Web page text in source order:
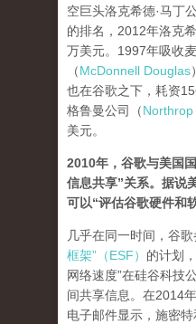
空巨头洛克希德·马丁
的排名，2012年洛克
万美元。1997年吸收
（McDonnell Douglas
也在谷歌之下，耗资
格鲁曼公司（
美元。
2010年，谷歌与美国
信息共享”关系。据说
可以“评估谷歌硬件和
几乎在同一时间，谷
框架”（ESF） 的计划
网络速度”在硅谷科技
间共享信息。在2014
电子邮件显示，施密